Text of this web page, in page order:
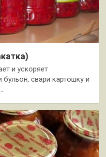
и ускоряет
свари картошку и